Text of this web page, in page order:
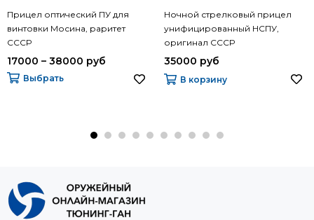
Прицел оптический ПУ для
винтовки Мосина, раритет
СССР
17000 – 38000 руб
Выбрать
Ночной стрелковый прицел
унифицированный НСПУ,
оригинал СССР
35000 руб
В корзину